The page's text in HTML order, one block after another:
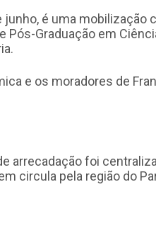
junho, é uma mobilização
Pós-Graduação em
e os moradores de
arrecadação foi
circula pela região do